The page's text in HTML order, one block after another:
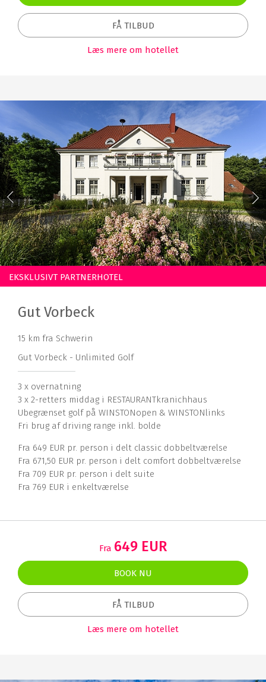
FÅ TILBUD
Læs mere om hotellet
EKSKLUSIVT PARTNERHOTEL
Gut Vorbeck
15 km fra Schwerin
Gut Vorbeck - Unlimited Golf
3 x overnatning
3 x 2-retters middag i RESTAURANTkranichhaus
Ubegrænset golf på WINSTONopen & WINSTONlinks
Fri brug af driving range inkl. bolde
Fra 649 EUR pr. person i delt classic dobbeltværelse
Fra 671,50 EUR pr. person i delt comfort dobbeltværelse
Fra 709 EUR pr. person i delt suite
Fra 769 EUR i enkeltværelse
Fra 649 EUR
BOOK NU
FÅ TILBUD
Læs mere om hotellet